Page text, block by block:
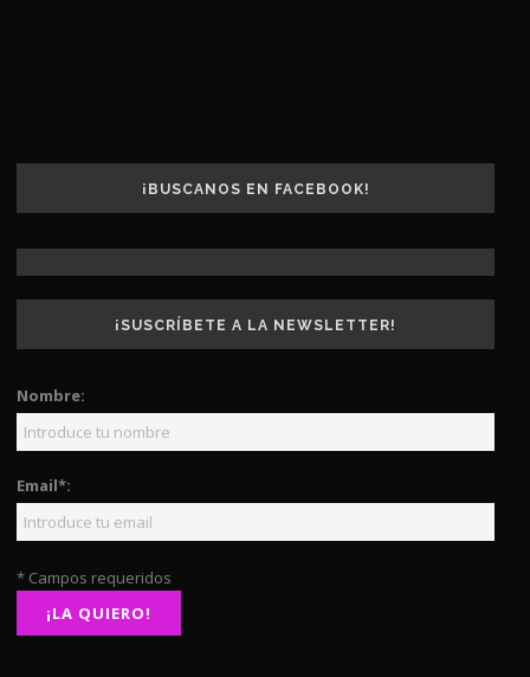
¡BUSCANOS EN FACEBOOK!
¡SUSCRÍBETE A LA NEWSLETTER!
Nombre:
Email*:
* Campos requeridos